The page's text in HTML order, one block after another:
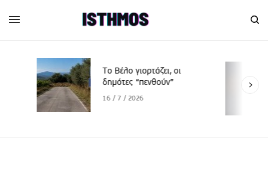
Το Βέλο γιορτάζει, οι
δημότες “πενθούν”
16 / 7 / 2026